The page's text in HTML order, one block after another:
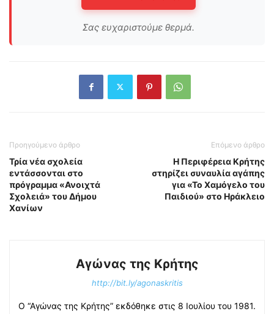
Σας ευχαριστούμε θερμά.
Προηγούμενο άρθρο
Τρία νέα σχολεία
εντάσσονται στο
πρόγραμμα «Ανοιχτά
Σχολειά» του Δήμου
Χανίων
Επόμενο άρθρο
Η Περιφέρεια Κρήτης
στηρίζει συναυλία αγάπης
για «Το Χαμόγελο του
Παιδιού» στο Ηράκλειο
Αγώνας της Κρήτης
http://bit.ly/agonaskritis
Ο “Αγώνας της Κρήτης” εκδόθηκε στις 8 Ιουλίου του 1981.